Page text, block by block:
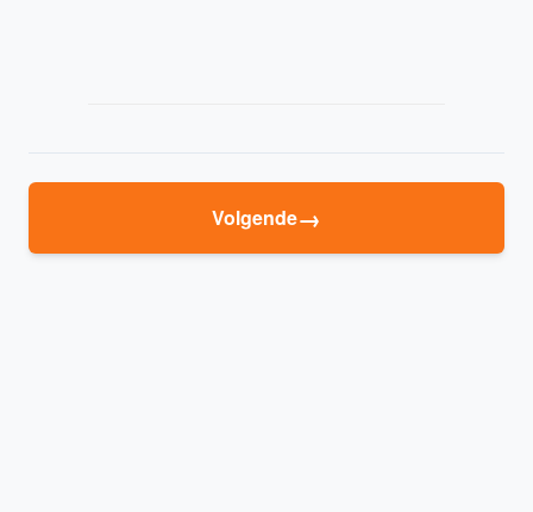
Volgende→